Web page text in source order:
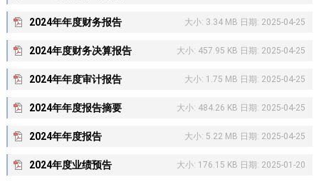
2024年年度财务报告 大小: 3.34 MB 日期: 2025-04-25
2024年度财务决算报告 大小: 457.95 KB 日期: 2025-04-25
2024年年度审计报告 大小: 1.75 MB 日期: 2025-04-25
2024年年度报告摘要 大小: 484.26 KB 日期: 2025-04-25
2024年年度报告 大小: 5.22 MB 日期: 2025-04-25
2024年度业绩预告 大小: 176.15 KB 日期: 2025-01-20